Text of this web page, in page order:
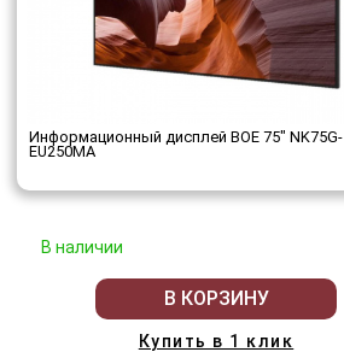
Информационный дисплей BOE 75" NK75G-
EU250MA
В наличии
В КОРЗИНУ
Купить в 1 клик